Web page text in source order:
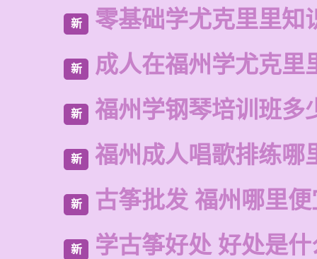
新 零基础学尤克里里知
新 成人在福州学尤克里
新 福州学钢琴培训班多
新 福州成人唱歌排练哪
新 古筝批发 福州哪里
新 学古筝好处 好处是什